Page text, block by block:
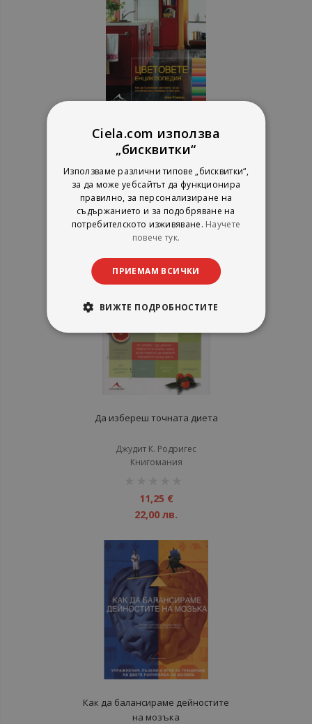
Цветовете - енциклопедия
Книгомания
рейтинг:
100%11,25 €
22,00 лв.
Да избереш точната диета
Джудит К. Родригес
Книгомания
11,25 €
22,00 лв.
Как да балансираме дейностите
на мозъка
Ciela.com използва
„бисквитки“
Използваме различни типове „бисквитки“,
за да може уебсайтът да функционира
правилно, за персонализиране на
съдържанието и за подобряване на
потребителското изживяване. Научете
повече тук.
ПРИЕМАМ ВСИЧКИ
ВИЖТЕ ПОДРОБНОСТИТЕ